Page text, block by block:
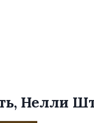
Нелли